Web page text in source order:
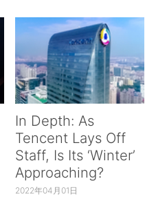
In Depth: As
Tencent Lays Off
Staff, Is Its ‘Winter’
Approaching?
2022年04月01日